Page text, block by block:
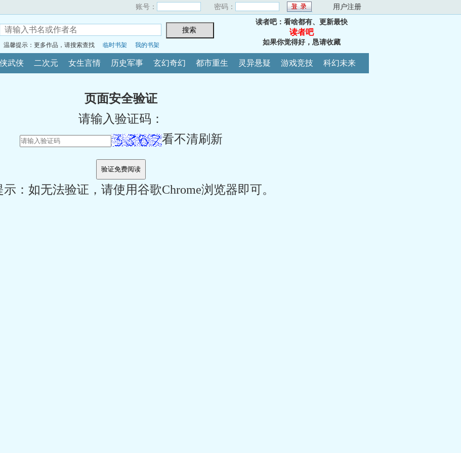
账号： 密码： 用户注册
温馨提示：更多作品，请搜索查找 临时书架 我的书架
读者吧：看啥都有、更新最快
读者吧
如果你觉得好，恳请收藏
武侠 二次元 女生言情 历史军事 玄幻奇幻 都市重生 灵异悬疑 游戏竞技 科幻未来
页面安全验证
请输入验证码：
看不清刷新
：如无法验证，请使用谷歌Chrome浏览器即可。